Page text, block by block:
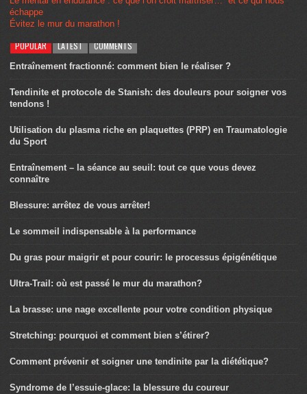
échappe
Évitez le mur du marathon !
POPULAR LATEST COMMENTS
Entraînement fractionné: comment bien le réaliser ?
Tendinite et protocole de Stanish: des douleurs pour soigner vos
tendons !
Utilisation du plasma riche en plaquettes (PRP) en Traumatologie
du Sport
Entraînement – la séance au seuil: tout ce que vous devez
connaître
Blessure: arrêtez de vous arrêter!
Le sommeil indispensable à la performance
Du gras pour maigrir et pour courir: le processus épigénétique
Ultra-Trail: où est passé le mur du marathon?
La brasse: une nage excellente pour votre condition physique
Stretching: pourquoi et comment bien s’étirer?
Comment prévenir et soigner une tendinite par la diététique?
Syndrome de l’essuie-glace: la blessure du coureur